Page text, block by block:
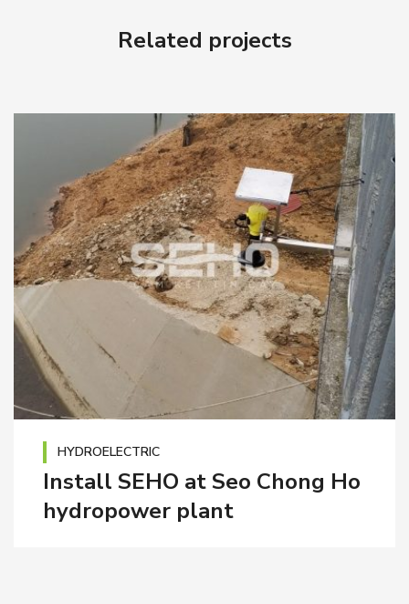
Related projects
HYDROELECTRIC
Install SEHO at Seo Chong Ho
hydropower plant